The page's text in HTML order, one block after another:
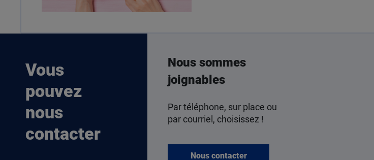
Vous
pouvez
nous
contacter
Nous sommes
joignables
Par téléphone, sur place ou
par courriel, choisissez !
Nous contacter